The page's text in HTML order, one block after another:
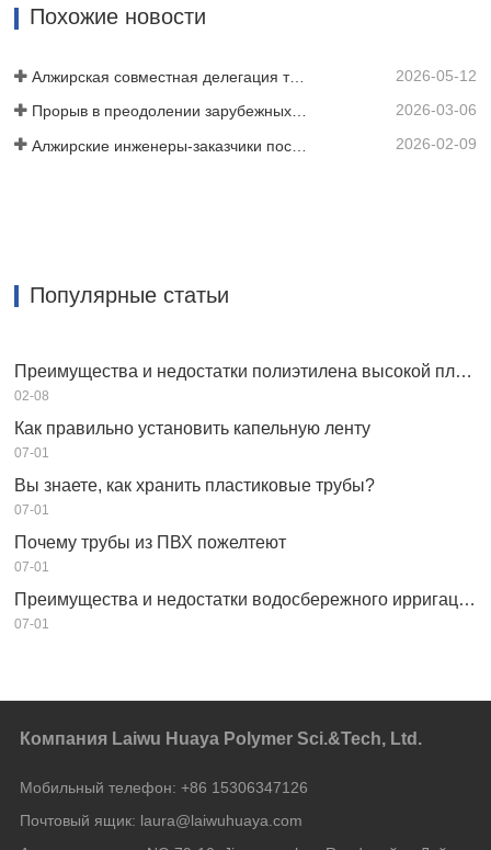
Затем мы используем лазерную
или ремня,…
Похожие новости
Алжирская совместная делегация трех клиентов проинспектировала нашу киномашину 2026-05-12
Прорыв в преодолении зарубежных технических барьеров! Компания HWYAA успешно разработала оборудование для полосного капельного орошения с трехсезонным непрерывным посевом. 2026-03-06
2026-02-09
Популярные статьи
Преимущества и недостатки полиэтилена высокой плотности HDPE
02-08
Как правильно установить капельную ленту
07-01
Вы знаете, как хранить пластиковые трубы?
07-01
Почему трубы из ПВХ пожелтеют
07-01
Преимущества и недостатки водосбережного ирригационного оборудования
07-01
Компания Laiwu Huaya Polymer Sci.&Tech, Ltd.
Мобильный телефон: +86 15306347126
Почтовый ящик: laura@laiwuhuaya.com